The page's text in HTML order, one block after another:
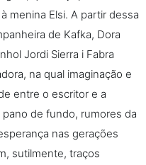
menina Elsi. A partir dessa
de Kafka, Dora
Jordi Sierra i Fabra
na qual imaginação e
entre o escritor e a
de fundo, rumores da
nas gerações
sutilmente, traços